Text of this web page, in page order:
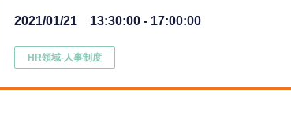
2021/01/21 13:30:00 - 17:00:00
HR領域-⼈事制度